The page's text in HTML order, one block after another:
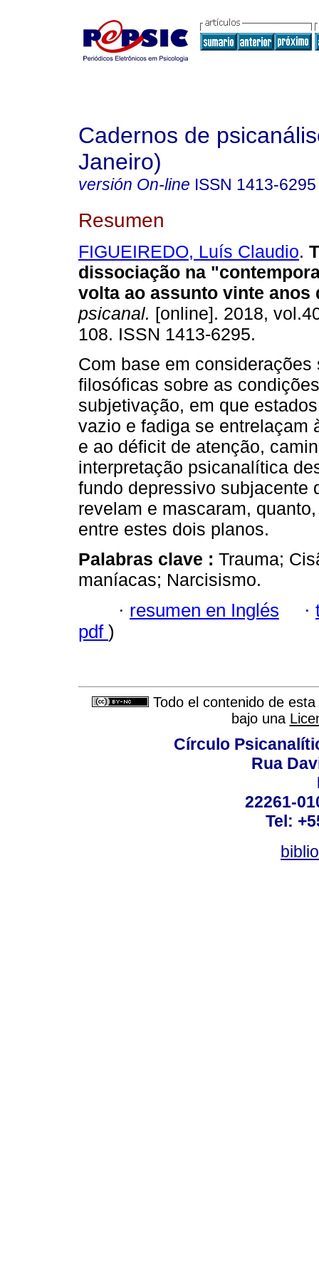
Cadernos de
Janeiro)
versión On-line ISSN 1413-6295
Resumen
FIGUEIREDO, Luís Claudio.
dissociação na
volta ao assunto vinte anos
psicanal. [online]. 2018,
108. ISSN 1413-6295.
Com base em
filosóficas sobre as
subjetivação, em que
vazio e fadiga se entrelaçam
e ao déficit de atenção,
interpretação psicanalítica
fundo depressivo subjacente
revelam e mascaram,
entre estes dois planos.
Palabras clave : Trauma;
maníacas; Narcisismo.
· resumen en Inglés ·
pdf )
Todo el contenido de
bajo una
Círculo
Rua
22261-
Tel: